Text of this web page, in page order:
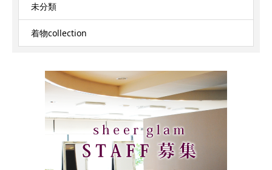
未分類
着物collection